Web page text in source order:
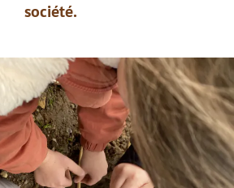
société.